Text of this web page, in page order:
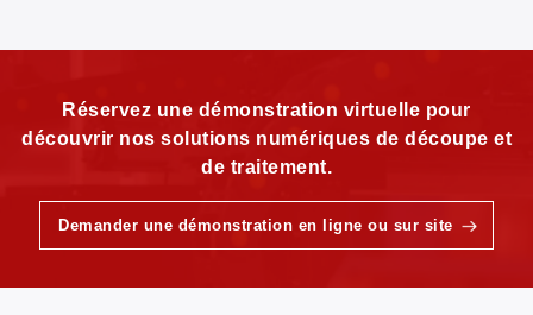
Réservez une démonstration virtuelle pour
découvrir nos solutions numériques de découpe et
de traitement.
Demander une démonstration en ligne ou sur site